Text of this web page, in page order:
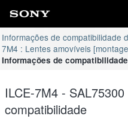
Informações de compatibilidade
7M4 : Lentes amovíveis
Informações de compatibilidade
ILCE-7M4 -
compatibilidade